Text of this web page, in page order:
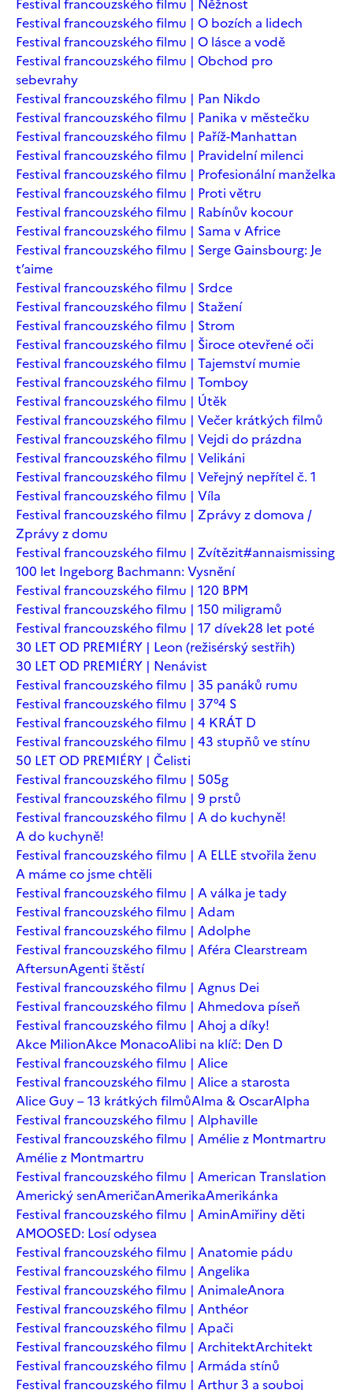
Festival francouzského filmu | O bozích a lidech
Festival francouzského filmu | O lásce a vodě
Festival francouzského filmu | Obchod pro
sebevrahy
Festival francouzského filmu | Pan Nikdo
Festival francouzského filmu | Panika v městečku
Festival francouzského filmu | Paříž-Manhattan
Festival francouzského filmu | Pravidelní milenci
Festival francouzského filmu | Profesionální manželka
Festival francouzského filmu | Proti větru
Festival francouzského filmu | Rabínův kocour
Festival francouzského filmu | Sama v Africe
Festival francouzského filmu | Serge Gainsbourg: Je
t’aime
Festival francouzského filmu | Srdce
Festival francouzského filmu | Stažení
Festival francouzského filmu | Strom
Festival francouzského filmu | Široce otevřené oči
Festival francouzského filmu | Tajemství mumie
Festival francouzského filmu | Tomboy
Festival francouzského filmu | Útěk
Festival francouzského filmu | Večer krátkých filmů
Festival francouzského filmu | Vejdi do prázdna
Festival francouzského filmu | Velikáni
Festival francouzského filmu | Veřejný nepřítel č. 1
Festival francouzského filmu | Víla
Festival francouzského filmu | Zprávy z domova /
Zprávy z domu
Festival francouzského filmu | Zvítězit#annaismissing
100 let Ingeborg Bachmann: Vysnění
Festival francouzského filmu | 120 BPM
Festival francouzského filmu | 150 miligramů
Festival francouzského filmu | 17 dívek28 let poté
30 LET OD PREMIÉRY | Leon (režisérský sestřih)
30 LET OD PREMIÉRY | Nenávist
Festival francouzského filmu | 35 panáků rumu
Festival francouzského filmu | 37°4 S
Festival francouzského filmu | 4 KRÁT D
Festival francouzského filmu | 43 stupňů ve stínu
50 LET OD PREMIÉRY | Čelisti
Festival francouzského filmu | 505g
Festival francouzského filmu | 9 prstů
Festival francouzského filmu | A do kuchyně!
A do kuchyně!
Festival francouzského filmu | A ELLE stvořila ženu
A máme co jsme chtěli
Festival francouzského filmu | A válka je tady
Festival francouzského filmu | Adam
Festival francouzského filmu | Adolphe
Festival francouzského filmu | Aféra Clearstream
AftersunAgenti štěstí
Festival francouzského filmu | Agnus Dei
Festival francouzského filmu | Ahmedova píseň
Festival francouzského filmu | Ahoj a díky!
Akce MilionAkce MonacoAlibi na klíč: Den D
Festival francouzského filmu | Alice
Festival francouzského filmu | Alice a starosta
Alice Guy – 13 krátkých filmůAlma & OscarAlpha
Festival francouzského filmu | Alphaville
Festival francouzského filmu | Amélie z Montmartru
Amélie z Montmartru
Festival francouzského filmu | American Translation
Americký senAmeričanAmerikaAmerikánka
Festival francouzského filmu | AminAmiřiny děti
AMOOSED: Losí odysea
Festival francouzského filmu | Anatomie pádu
Festival francouzského filmu | Angelika
Festival francouzského filmu | AnimaleAnora
Festival francouzského filmu | Anthéor
Festival francouzského filmu | Apači
Festival francouzského filmu | ArchitektArchitekt
Festival francouzského filmu | Armáda stínů
Festival francouzského filmu | Arthur 3 a souboj